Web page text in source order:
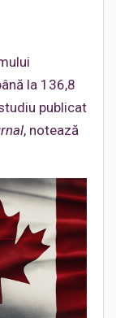
la 136,8
publicat
, notează